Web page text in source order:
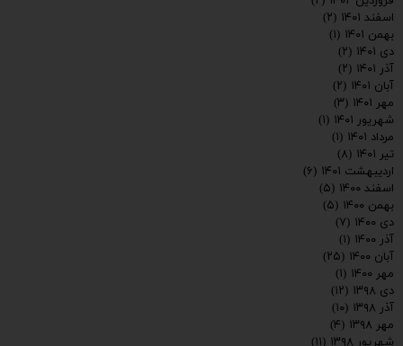
اسفند ۱۴۰۱
(۲)
بهمن ۱۴۰۱
(۱)
دی ۱۴۰۱
(۲)
آذر ۱۴۰۱
(۲)
آبان ۱۴۰۱
(۲)
مهر ۱۴۰۱
(۳)
شهریور ۱۴۰۱
(۱)
مرداد ۱۴۰۱
(۱)
تیر ۱۴۰۱
(۸)
اردیبهشت ۱۴۰۱
(۶)
اسفند ۱۴۰۰
(۵)
بهمن ۱۴۰۰
(۵)
دی ۱۴۰۰
(۷)
آذر ۱۴۰۰
(۱)
آبان ۱۴۰۰
(۲۵)
مهر ۱۴۰۰
(۱)
دی ۱۳۹۸
(۱۲)
آذر ۱۳۹۸
(۱۰)
مهر ۱۳۹۸
(۴)
شهریور ۱۳۹۸
(۱۱)